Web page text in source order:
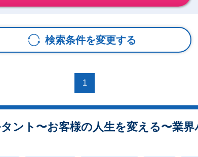
検索条件を変更する
1
タント〜お客様の人生を変える〜業